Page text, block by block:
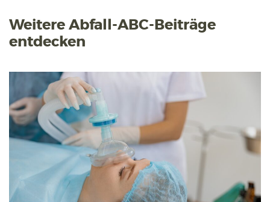
Weitere Abfall-ABC-Beiträge
entdecken